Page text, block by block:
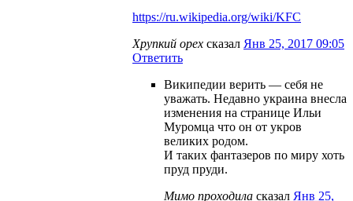
https://ru.wikipedia.org/wiki/KFC
Хрупкий орех сказал Янв 25, 2017 09:05
Ответить
Википедии верить — себя не
уважать. Недавно украина внесла
изменения на странице Ильи
Муромца что он от укров
великих родом.
И таких фантазеров по миру хоть
пруд пруди.
Мимо проходила сказал Янв 25,